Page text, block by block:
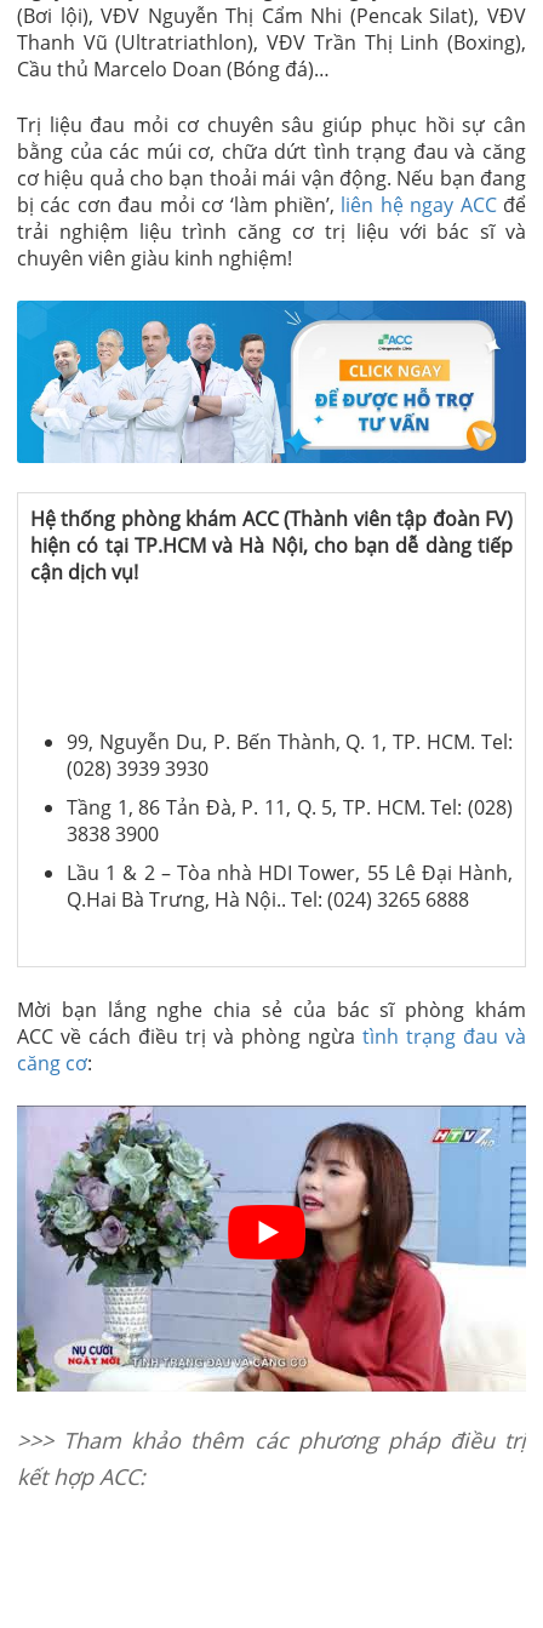
(Bơi lội), VĐV Nguyễn Thị Cẩm Nhi (Pencak Silat), VĐV
Thanh Vũ (Ultratriathlon), VĐV Trần Thị Linh (Boxing),
Cầu thủ Marcelo Doan (Bóng đá)…
Trị liệu đau mỏi cơ chuyên sâu giúp phục hồi sự cân
bằng của các múi cơ, chữa dứt tình trạng đau và căng
cơ hiệu quả cho bạn thoải mái vận động. Nếu bạn đang
bị các cơn đau mỏi cơ ‘làm phiền’, liên hệ ngay ACCđể
trải nghiệm liệu trình căng cơ trị liệu với bác sĩ và
chuyên viên giàu kinh nghiệm!
Hệ thống phòng khám ACC (Thành viên tập đoàn FV)
hiện có tại TP.HCM và Hà Nội, cho bạn dễ dàng tiếp
cận dịch vụ!
99, Nguyễn Du, P. Bến Thành, Q. 1, TP. HCM. Tel:
(028) 3939 3930
Tầng 1, 86 Tản Đà, P. 11, Q. 5, TP. HCM. Tel: (028)
3838 3900
Lầu 1 & 2 – Tòa nhà HDI Tower, 55 Lê Đại Hành,
Q.Hai Bà Trưng, Hà Nội.. Tel: (024) 3265 6888
Mời bạn lắng nghe chia sẻ của bác sĩ phòng khám
ACC về cách điều trị và phòng ngừa tình trạng đau và
căng cơ:
>>> Tham khảo thêm các phương pháp điều trị
kết hợp ACC: